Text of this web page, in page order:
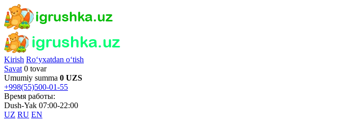
Kirish Ro‘yxatdan o‘tish
Savat 0 tovar
Umumiy summa 0 UZS
+998(55)500-01-55
Время работы:
Dush-Yak 07:00-22:00
UZ RU EN